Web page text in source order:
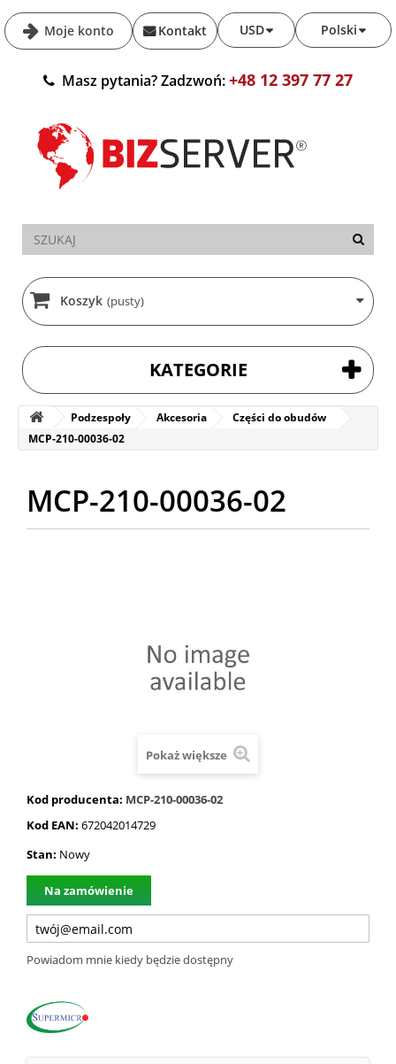
Moje konto Polski
USD
Kontakt
Masz pytania? Zadzwoń:+48 12 397 77 27
Koszyk (pusty)
KATEGORIE
Podzespoły Akcesoria
Części do obudów
MCP-210-00036-02
MCP-210-00036-02
Pokaż większe
Kod producenta: MCP-210-00036-02
Kod EAN: 672042014729
Stan: Nowy
Na zamówienie
Powiadom mnie kiedy będzie dostępny